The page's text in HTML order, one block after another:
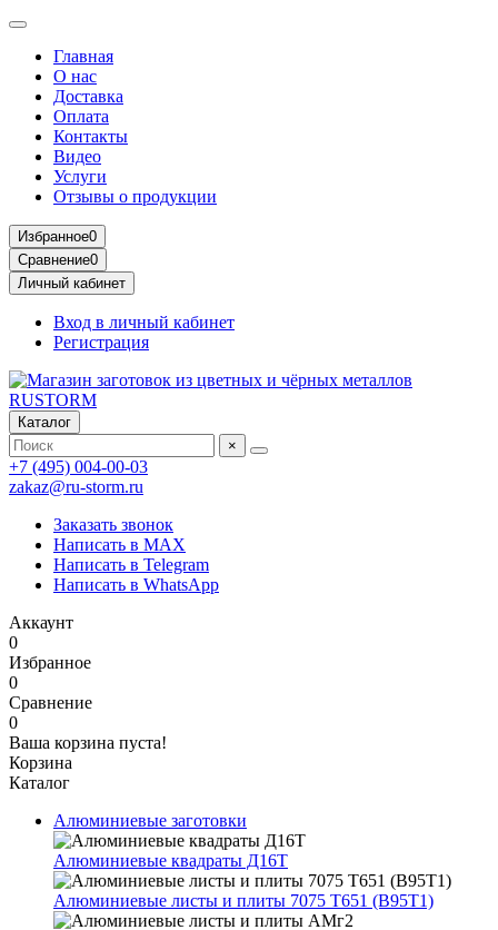
Главная
О нас
Доставка
Оплата
Контакты
Видео
Услуги
Отзывы о продукции
Избранное0
Сравнение0
Личный кабинет
Вход в личный кабинет
Регистрация
Каталог
×
+7 (495) 004-00-03
zakaz@ru-storm.ru
Заказать звонок
Написать в MAX
Написать в Telegram
Написать в WhatsApp
Аккаунт
0
Избранное
0
Сравнение
0
Ваша корзина пуста!
Корзина
Каталог
Алюминиевые заготовки
Алюминиевые квадраты Д16Т
Алюминиевые листы и плиты 7075 Т651 (В95Т1)